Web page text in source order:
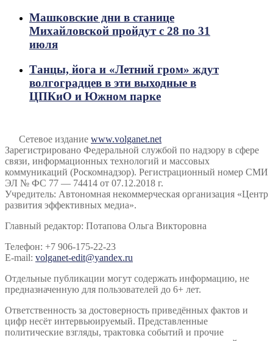
Машковские дни в станице
Михайловской пройдут с 28 по 31
июля
Танцы, йога и «Летний гром» ждут
волгоградцев в эти выходные в
ЦПКиО и Южном парке
Сетевое издание www.volganet.net
Зарегистрировано Федеральной службой по надзору в сфере
связи, информационных технологий и массовых
коммуникаций (Роскомнадзор). Регистрационный номер СМИ
ЭЛ № ФС 77 — 74414 от 07.12.2018 г.
Учредитель: Автономная некоммерческая организация «Центр
развития эффективных медиа».
Главный редактор: Потапова Ольга Викторовна
Телефон: +7 906-175-22-23
E-mail: volganet-edit@yandex.ru
Отдельные публикации могут содержать информацию, не
предназначенную для пользователей до 6+ лет.
Ответственность за достоверность приведённых фактов и
цифр несёт интервьюируемый. Представленные
политические взгляды, трактовка событий и прочие